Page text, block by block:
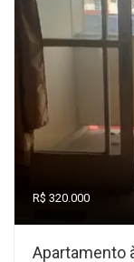
R$ 320.000
Apartamento